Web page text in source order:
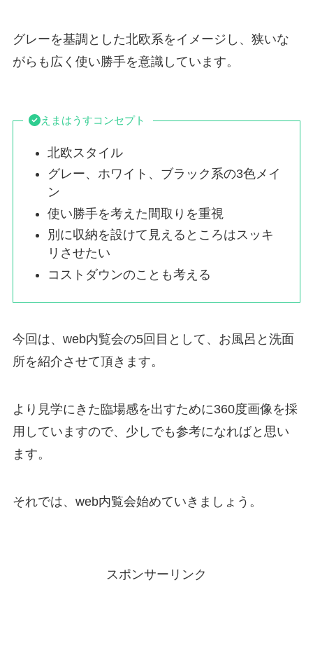
グレーを基調とした北欧系をイメージし、狭いな
がらも広く使い勝手を意識しています。
えまはうすコンセプト
北欧スタイル
グレー、ホワイト、ブラック系の3色メイ
ン
使い勝手を考えた間取りを重視
別に収納を設けて見えるところはスッキ
リさせたい
コストダウンのことも考える
今回は、web内覧会の5回目として、お風呂と洗面
所を紹介させて頂きます。
より見学にきた臨場感を出すために360度画像を採
用していますので、少しでも参考になればと思い
ます。
それでは、web内覧会始めていきましょう。
スポンサーリンク